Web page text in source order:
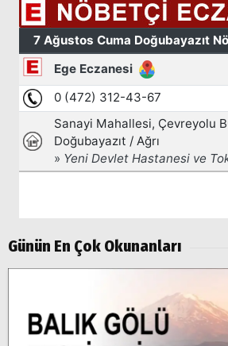
Günün En Çok Okunanları
Popüler
Aramalar: